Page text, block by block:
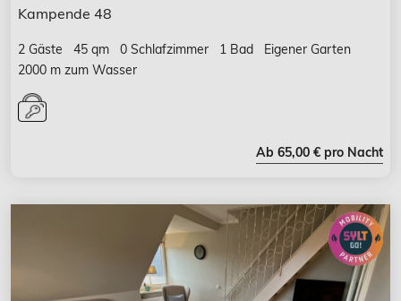
Kampende 48
2 Gäste 45 qm 0 Schlafzimmer 1 Bad
Eigener Garten
2000 m zum Wasser
Ab 65,00 € pro Nacht